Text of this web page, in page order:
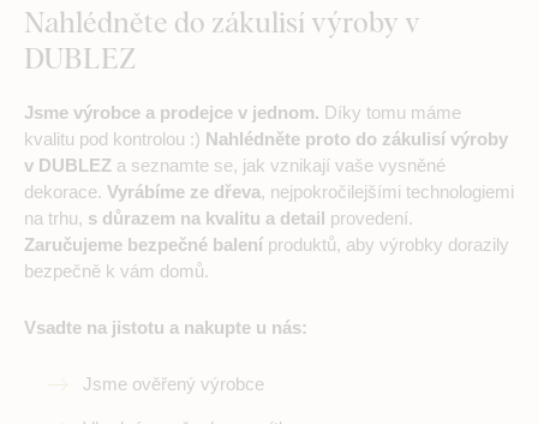
Nahlédněte do zákulisí výroby v
DUBLEZ
Jsme výrobce a prodejce v jednom. Díky tomu máme
kvalitu pod kontrolou :) Nahlédněte proto do zákulisí výroby
v DUBLEZ a seznamte se, jak vznikají vaše vysněné
dekorace. Vyrábíme ze dřeva, nejpokročilejšími technologiemi
na trhu, s důrazem na kvalitu a detail provedení.
Zaručujeme bezpečné balení produktů, aby výrobky dorazily
bezpečně k vám domů.
Vsadte na jistotu a nakupte u nás:
Jsme ověřený výrobce